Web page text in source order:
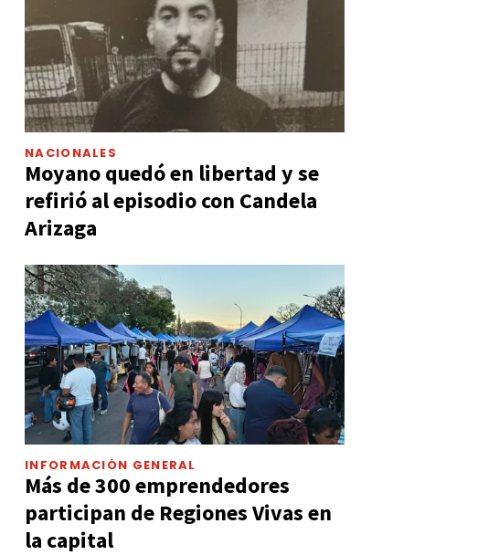
NACIONALES
Moyano quedó en libertad y se
refirió al episodio con Candela
Arizaga
INFORMACIÓN GENERAL
Más de 300 emprendedores
participan de Regiones Vivas en
la capital